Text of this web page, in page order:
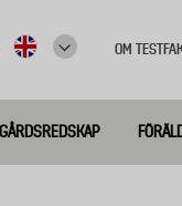
meny
OM